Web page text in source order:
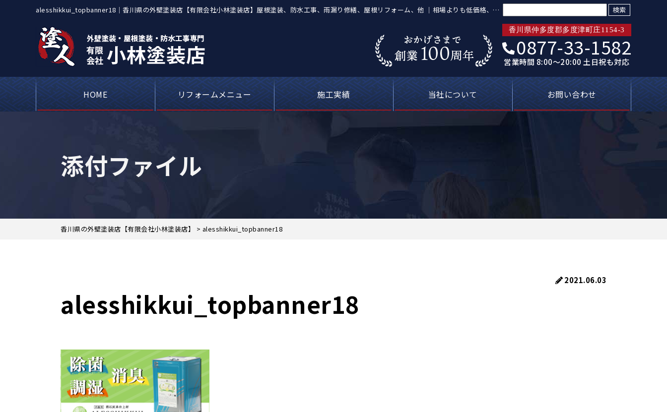
alesshikkui_topbanner18｜香川県の外壁塗装店【有限会社小林塗装店】屋根塗装、防水工事、雨漏り修繕、屋根リフォーム、他 ｜相場よりも低価格、火
香川県仲多度郡多度津町庄1154-3
0877-33-1582
営業時間 8:00～20:00 土日祝も対応
HOME リフォームメニュー
塗料について
カラーシミュレーション
外壁塗装・屋根塗装の費用について
雨漏り修理
施工実績
現場ブログ
お客さまの声
当社について お問い合わせ
添付ファイル
香川県の外壁塗装店【有限会社小林塗装店】 > alesshikkui_topbanner18
2021.06.03
alesshikkui_topbanner18